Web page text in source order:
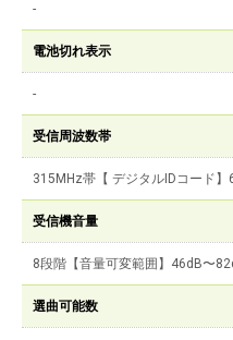
-
電池切れ表示
-
受信周波数帯
315MHz帯【 デジタルIDコード】
受信機音量
8段階【音量可変範囲】46dB〜
選曲可能数